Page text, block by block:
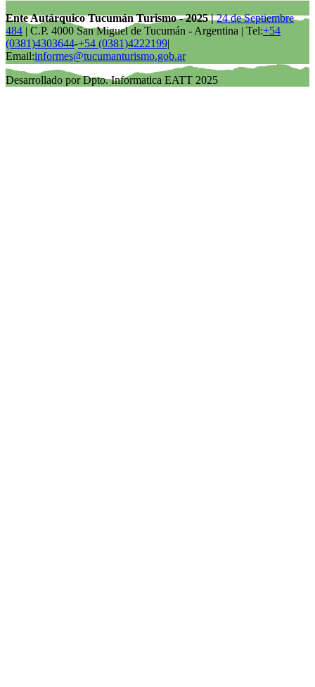
Ente Autárquico Tucumán Turismo - 2025 |24 de Septiembre
484 | C.P. 4000 San Miguel de Tucumán - Argentina | Tel:+54
(0381)4303644-+54 (0381)4222199|
Email:informes@tucumanturismo.gob.ar
Desarrollado por Dpto. Informatica EATT 2025